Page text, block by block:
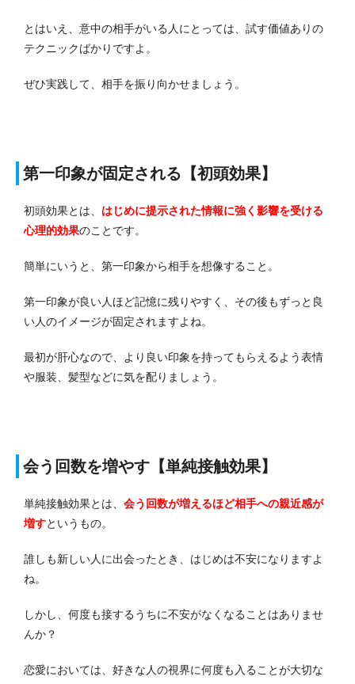
とはいえ、意中の相手がいる人にとっては、試す価値ありの
テクニックばかりですよ。
ぜひ実践して、相手を振り向かせましょう。
第一印象が固定される【初頭効果】
初頭効果とは、 はじめに提示された情報に強く影響を受ける
心理的効果のことです。
簡単にいうと、第一印象から相手を想像すること。
第一印象が良い人ほど記憶に残りやすく、その後もずっと良
い人のイメージが固定されますよね。
最初が肝心なので、より良い印象を持ってもらえるよう表情
や服装、髪型などに気を配りましょう。
会う回数を増やす【単純接触効果】
単純接触効果とは、 会う回数が増えるほど相手への親近感が
増すというもの。
誰しも新しい人に出会ったとき、はじめは不安になりますよ
ね。
しかし、何度も接するうちに不安がなくなることはありませ
んか？
恋愛においては、好きな人の視界に何度も入ることが大切な